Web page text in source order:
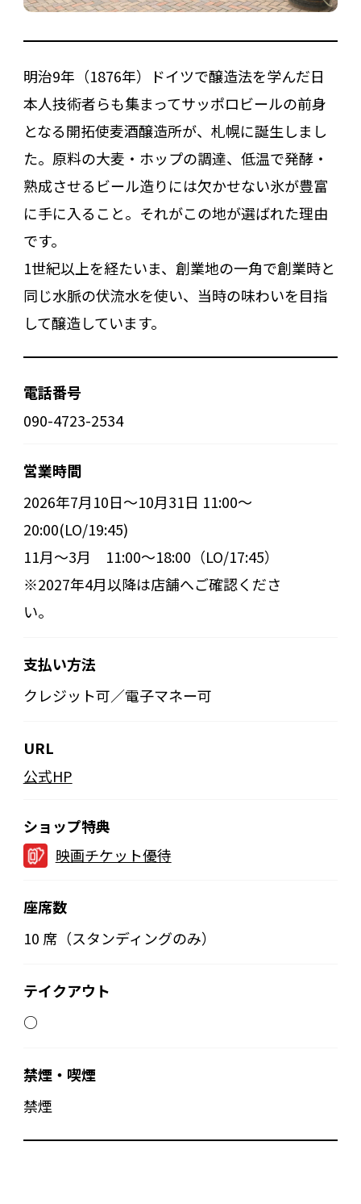
明治9年（1876年）ドイツで醸造法を学んだ日
本人技術者らも集まってサッポロビールの前身
となる開拓使麦酒醸造所が、札幌に誕生しまし
た。原料の大麦・ホップの調達、低温で発酵・
熟成させるビール造りには欠かせない氷が豊富
に手に入ること。それがこの地が選ばれた理由
です。
1世紀以上を経たいま、創業地の一角で創業時と
同じ水脈の伏流水を使い、当時の味わいを目指
して醸造しています。
電話番号
090-4723-2534
営業時間
2026年7月10日～10月31日 11:00～
20:00(LO/19:45)
11月～3月 11:00～18:00（LO/17:45）
※2027年4月以降は店舗へご確認くださ
い。
支払い方法
クレジット可／電子マネー可
URL
公式HP
ショップ特典
映画チケット優待
座席数
10 席（スタンディングのみ）
テイクアウト
○
禁煙・喫煙
禁煙